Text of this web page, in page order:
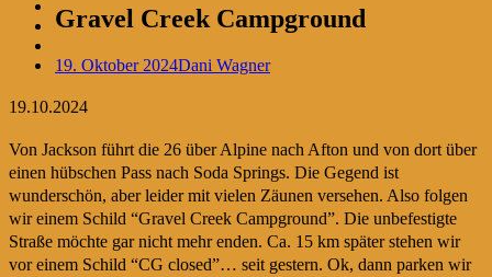
Gravel Creek Campground
19. Oktober 2024Dani Wagner
19.10.2024
Von Jackson führt die 26 über Alpine nach Afton und von dort über
einen hübschen Pass nach Soda Springs. Die Gegend ist
wunderschön, aber leider mit vielen Zäunen versehen. Also folgen
wir einem Schild “Gravel Creek Campground”. Die unbefestigte
Straße möchte gar nicht mehr enden. Ca. 15 km später stehen wir
vor einem Schild “CG closed”… seit gestern. Ok, dann parken wir